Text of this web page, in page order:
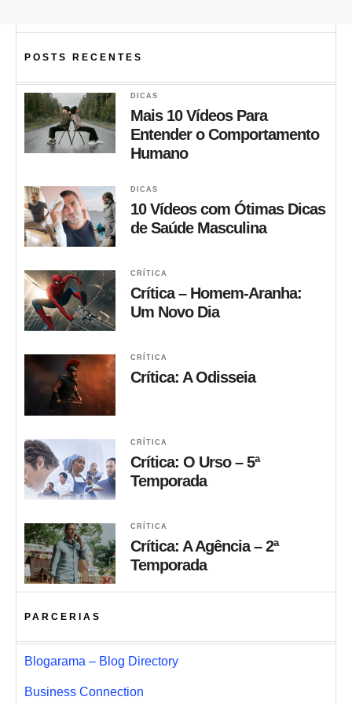
POSTS RECENTES
DICAS
Mais 10 Vídeos Para
Entender o Comportamento
Humano
DICAS
10 Vídeos com Ótimas Dicas
de Saúde Masculina
CRÍTICA
Crítica – Homem-Aranha:
Um Novo Dia
CRÍTICA
Crítica: A Odisseia
CRÍTICA
Crítica: O Urso – 5ª
Temporada
CRÍTICA
Crítica: A Agência – 2ª
Temporada
PARCERIAS
Blogarama – Blog Directory
Business Connection